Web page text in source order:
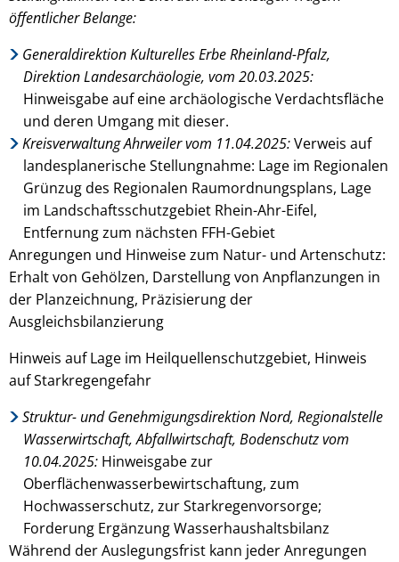
öffentlicher Belange:
Generaldirektion Kulturelles Erbe Rheinland-Pfalz,
Direktion Landesarchäologie, vom 20.03.2025:
Hinweisgabe auf eine archäologische Verdachtsfläche
und deren Umgang mit dieser.
Kreisverwaltung Ahrweiler vom 11.04.2025:Verweis auf
landesplanerische Stellungnahme: Lage im Regionalen
Grünzug des Regionalen Raumordnungsplans, Lage
im Landschaftsschutzgebiet Rhein-Ahr-Eifel,
Entfernung zum nächsten FFH-Gebiet
Anregungen und Hinweise zum Natur- und Artenschutz:
Erhalt von Gehölzen, Darstellung von Anpflanzungen in
der Planzeichnung, Präzisierung der
Ausgleichsbilanzierung
Hinweis auf Lage im Heilquellenschutzgebiet, Hinweis
auf Starkregengefahr
Struktur- und Genehmigungsdirektion Nord, Regionalstelle
Wasserwirtschaft, Abfallwirtschaft, Bodenschutz vom
10.04.2025: Hinweisgabe zur
Oberflächenwasserbewirtschaftung, zum
Hochwasserschutz, zur Starkregenvorsorge;
Forderung Ergänzung Wasserhaushaltsbilanz
Während der Auslegungsfrist kann jeder Anregungen